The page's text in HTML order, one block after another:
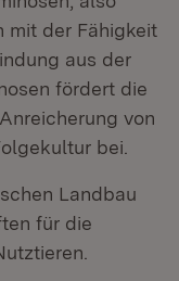
mit der Fähigkeit
aus der
fördert die
von
bei.
Landbau
für die